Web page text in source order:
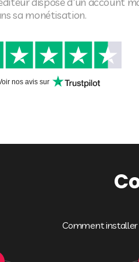
sa monétisation.
nos avis sur
Comment installer